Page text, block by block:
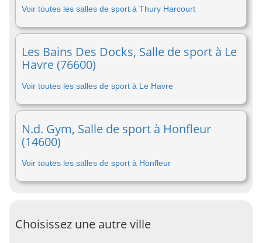
Voir toutes les salles de sport à Thury Harcourt
Les Bains Des Docks, Salle de sport à Le
Havre (76600)
Voir toutes les salles de sport à Le Havre
N.d. Gym, Salle de sport à Honfleur
(14600)
Voir toutes les salles de sport à Honfleur
Choisissez une autre ville